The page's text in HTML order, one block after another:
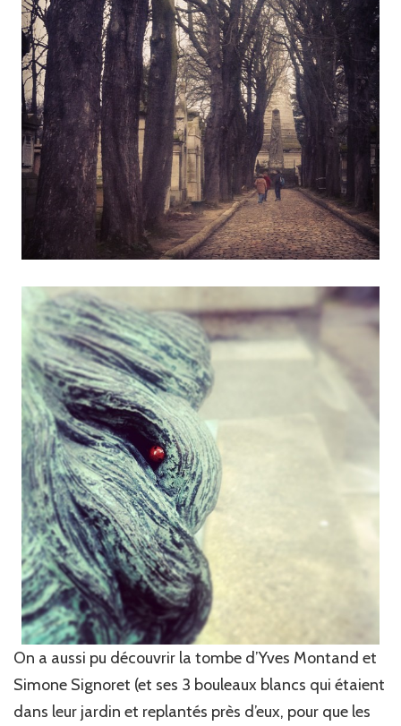
On a aussi pu découvrir la tombe d’Yves Montand et
Simone Signoret (et ses 3 bouleaux blancs qui étaient
dans leur jardin et replantés près d’eux, pour que les